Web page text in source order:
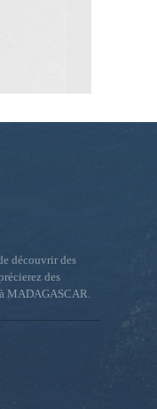
découvrir des
des
MADAGASCAR.